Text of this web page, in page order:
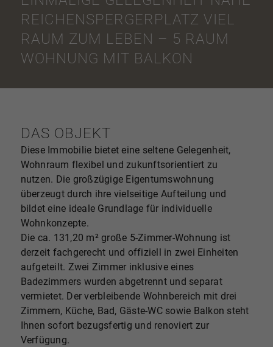
REICHENSPERGERPLATZ VIEL
RAUM ZUM LEBEN – 5 RAUM
WOHNUNG MIT BALKON
DAS OBJEKT
Diese Immobilie bietet eine seltene Gelegenheit,
Wohnraum flexibel und zukunftsorientiert zu
nutzen. Die großzügige Eigentumswohnung
überzeugt durch ihre vielseitige Aufteilung und
bildet eine ideale Grundlage für individuelle
Wohnkonzepte.
Die ca. 131,20 m² große 5-Zimmer-Wohnung ist
derzeit fachgerecht und offiziell in zwei Einheiten
aufgeteilt. Zwei Zimmer inklusive eines
Badezimmers wurden abgetrennt und separat
vermietet. Der verbleibende Wohnbereich mit drei
Zimmern, Küche, Bad, Gäste-WC sowie Balkon steht
Ihnen sofort bezugsfertig und renoviert zur
Verfügung.